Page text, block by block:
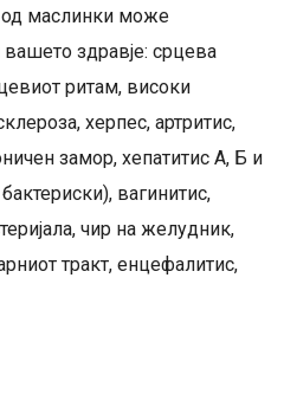
од маслинки може
здравје: срцева
ритам, високи
херпес, артритис,
замор, хепатитис А, Б и
вагинитис,
чир на желудник,
тракт, енцефалитис,